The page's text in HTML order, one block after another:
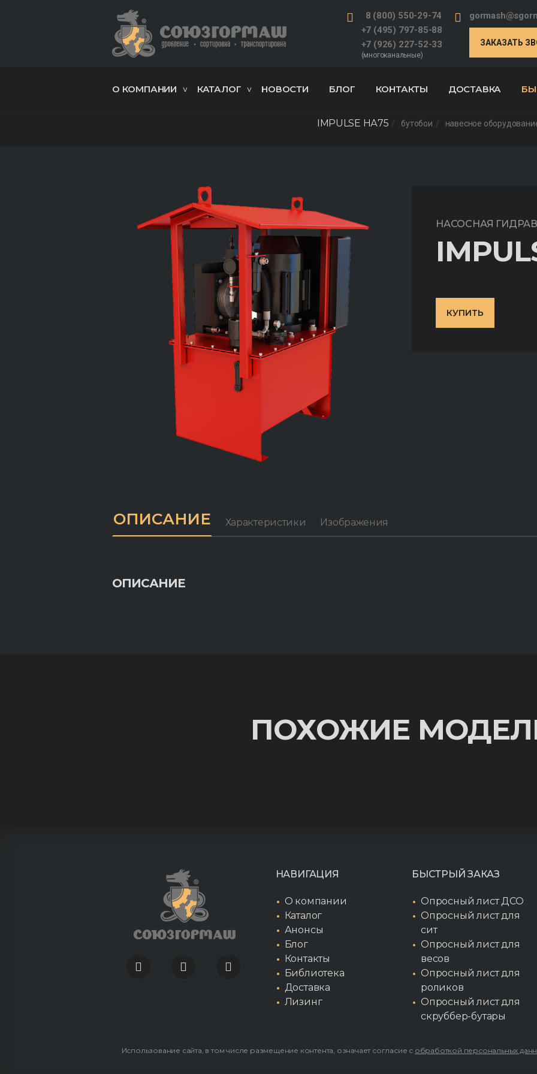
8 (800) 550-29-74
+7 (495) 797-85-88
+7 (926) 227-52-33
(многоканальные)
ЗАКАЗАТЬ
О КОМПАНИИ КАТАЛОГ НОВОСТИ БЛОГ КОНТАКТЫ ДОСТАВКА
навесное
бутобои
IMPULSE НА75
НАСОСНАЯ
КУПИТЬ
ОПИСАНИЕ Характеристики Изображения
ОПИСАНИЕ
ПОХОЖИЕ
НАВИГАЦИЯ
О компании
Каталог
Анонсы
Блог
Контакты
Библиотека
Доставка
Лизинг
БЫСТРЫЙ ЗАКАЗ
Опросный лист ДСО
Опросный лист для
сит
Опросный лист для
весов
Опросный лист для
роликов
Опросный лист для
скруббер-бутары
Использование сайта, в том числе размещение контента, означает согласие с обработкой персональных